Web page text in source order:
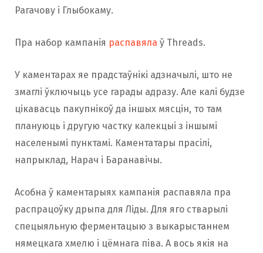
Рагачову і Глыбокаму.
Пра набор кампанія распавяла ў Threads.
У каментарах яе прадстаўнікі адзначылі, што не
змаглі ўключыць усе гарады адразу. Але калі будзе
цікавасць пакупнікоў да іншых мясцін, то там
плануюць і другую частку калекцыі з іншымі
населенымі пунктамі. Каментатары прасілі,
напрыклад, Нарач і Баранавічы.
Асобна ў каментарыях кампанія распавяла пра
распрацоўку дрыпа для Ліды. Для яго стварылі
спецыяльную ферментацыю з выкарыстаннем
нямецкага хмелю і цёмнага піва. А вось якія на